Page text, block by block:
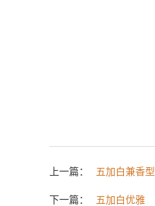
上一篇： 五加白兼香型
下一篇： 五加白优雅